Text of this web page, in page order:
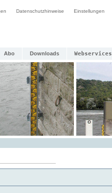
Datenschutzhinweise Einstellungen
Abo Downloads Webservices